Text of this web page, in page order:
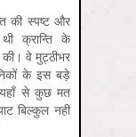
की स्पष्ट और
क्रान्ति के
की। वे मुट्ठीभर
के इस बड़े
से कुछ मत
बिल्कुल नहीं